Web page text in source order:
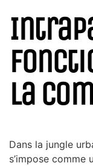
la
Dans la jungle
s’impose comme